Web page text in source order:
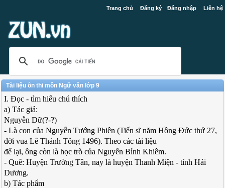
Trang chủ Đăng ký Đăng nhập Liên hệ
Tài liệu ôn thi môn Ngữ văn lớp 9
I. Đọc - tìm hiểu chú thích
a) Tác giả:
Nguyễn Dữ(?-?)
- Là con của Nguyễn Tướng Phiên (Tiến sĩ năm Hồng Đức thứ 27,
đời vua Lê Thánh Tông 1496). Theo các tài liệu
để lại, ông còn là học trò của Nguyễn Bỉnh Khiêm.
- Quê: Huyện Trường Tân, nay là huyện Thanh Miện - tỉnh Hải
Dương.
b) Tác phẩm